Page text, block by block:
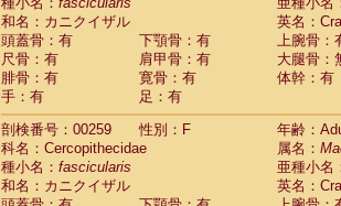
和名：カニクイザル
英名：
頭蓋骨：有
下顎骨：有
上腕骨：
尺骨：有
肩甲骨：有
大腿骨：
腓骨：有
寛骨：有
体幹：有
手：有
足：有
剖検番号：00259
性別：F
年齢：
科名：Cercopithecidae
属名：
種小名： fascicularis
亜種小名
和名：カニクイザル
英名：